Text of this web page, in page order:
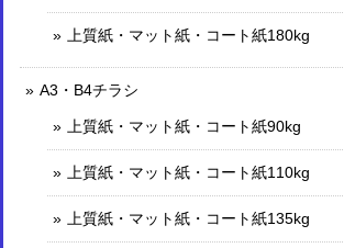
上質紙・マット紙・コート紙180kg
A3・B4チラシ
上質紙・マット紙・コート紙90kg
上質紙・マット紙・コート紙110kg
上質紙・マット紙・コート紙135kg